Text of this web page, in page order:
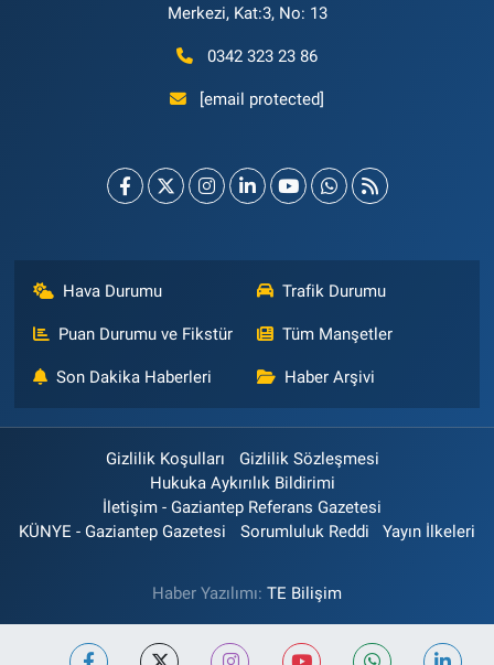
Merkezi, Kat:3, No: 13
0342 323 23 86
[email protected]
Hava Durumu Trafik Durumu
Puan Durumu ve Fikstür Tüm Manşetler
Son Dakika Haberleri Haber Arşivi
Gizlilik Koşulları
Gizlilik Sözleşmesi
Hukuka Aykırılık Bildirimi
İletişim - Gaziantep Referans Gazetesi
KÜNYE - Gaziantep Gazetesi
Sorumluluk Reddi Yayın İlkeleri
Haber Yazılımı: TE Bilişim